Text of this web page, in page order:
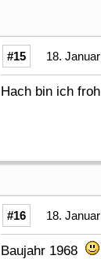
#15 18.
Hach bin ich
#16 18.
Baujahr 1968